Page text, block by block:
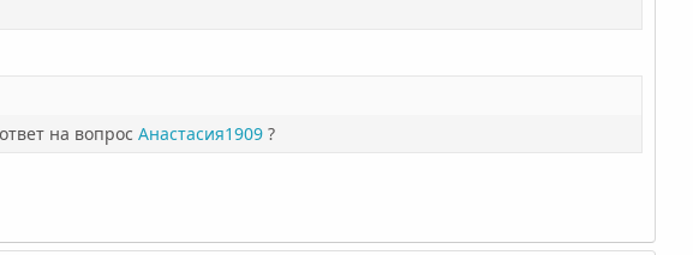
на вопросАнастасия1909 ?